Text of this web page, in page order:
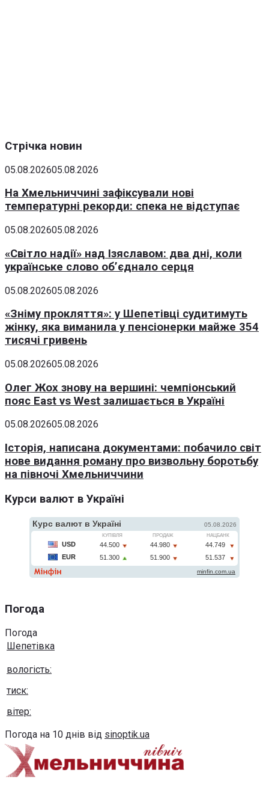
Стрічка новин
05.08.202605.08.2026
На Хмельниччині зафіксували нові
температурні рекорди: спека не відступає
05.08.202605.08.2026
«Світло надії» над Ізяславом: два дні, коли
українське слово об’єднало серця
05.08.202605.08.2026
«Зніму прокляття»: у Шепетівці судитимуть
жінку, яка виманила у пенсіонерки майже 354
тисячі гривень
05.08.202605.08.2026
Олег Жох знову на вершині: чемпіонський
пояс East vs West залишається в Україні
05.08.202605.08.2026
Історія, написана документами: побачило світ
нове видання роману про визвольну боротьбу
на півночі Хмельниччини
Курси валют в Україні
Погода
Погода
Шепетівка
вологість:
тиск:
вітер:
Погода на 10 днів від sinoptik.ua